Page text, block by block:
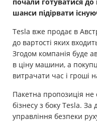
Реферальна
шанси підірвати
Tesla вже продає в
до вартості яких
Згодом компанія буде
в ціну машини, а
витрачати час і гроші
Пакетна пропозиція не
бізнесу з боку Tesla.
управління безпеки